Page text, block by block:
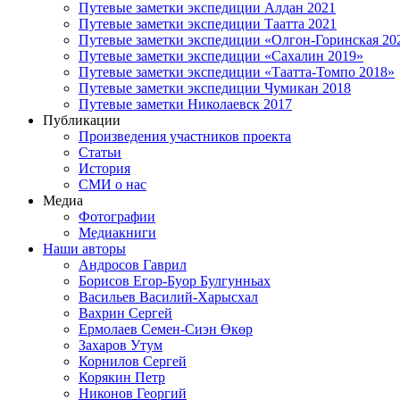
Путевые заметки экспедиции Алдан 2021
Путевые заметки экспедиции Таатта 2021
Путевые заметки экспедиции «Олгон-Горинская
Путевые заметки экспедиции «Сахалин 2019»
Путевые заметки экспедиции «Таатта-Томпо 2018»
Путевые заметки экспедиции Чумикан 2018
Путевые заметки Николаевск 2017
Публикации
Произведения участников проекта
Статьи
История
СМИ о нас
Медиа
Фотографии
Медиакниги
Наши авторы
Андросов Гаврил
Борисов Егор-Буор Булгунньах
Васильев Василий-Харысхал
Вахрин Сергей
Ермолаев Семен-Сиэн Өкөр
Захаров Утум
Корнилов Сергей
Корякин Петр
Никонов Георгий